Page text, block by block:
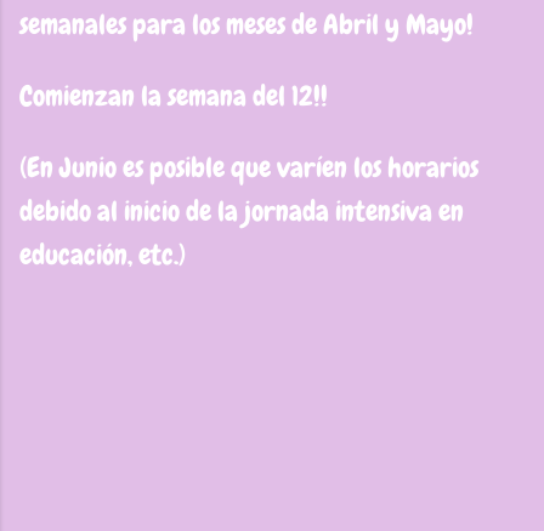
semanales para los meses de Abril y Mayo!
Comienzan la semana del 12!!
(En Junio es posible que varíen los horarios
debido al inicio de la jornada intensiva en
educación, etc.)